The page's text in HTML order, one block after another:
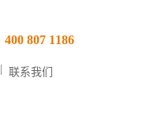
400 807 1186
联系我们